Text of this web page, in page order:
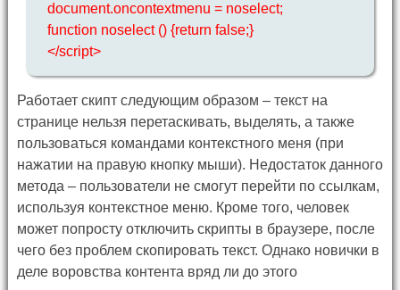
document.oncontextmenu = noselect;
function noselect () {return false;}
</script>
Работает скипт следующим образом – текст на
странице нельзя перетаскивать, выделять, а также
пользоваться командами контекстного меня (при
нажатии на правую кнопку мыши). Недостаток данного
метода – пользователи не смогут перейти по ссылкам,
используя контекстное меню. Кроме того, человек
может попросту отключить скрипты в браузере, после
чего без проблем скопировать текст. Однако новички в
деле воровства контента вряд ли до этого